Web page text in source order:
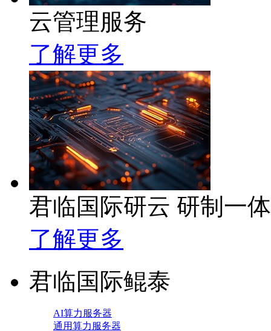
云管理服务
了解更多
君临国际研云 研制一
了解更多
君临国际鲲泰
AI算力服务器
通用算力服务器